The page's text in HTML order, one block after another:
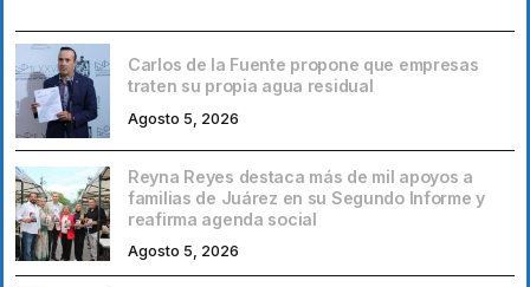
Carlos de la Fuente propone que empresas
traten su propia agua residual
Agosto 5, 2026
Reyna Reyes destaca más de mil apoyos a
familias de Juárez en su Segundo Informe y
reafirma agenda social
Agosto 5, 2026